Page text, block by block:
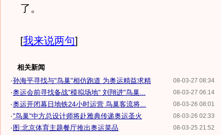
了。
[我来说两句]
相关新闻
08-03-27 08:34
·孙海平寻找与"鸟巢"相仿跑道 为奥运精益求精
08-03-27 06:14
·奥运会前寻找备战"模拟场地" 刘翔进"鸟巢...
08-03-26 08:01
·奥运开闭幕日地铁24小时运营 鸟巢客流将...
08-03-26 02:33
·"鸟巢"中方总设计师将赴雅典传递奥运圣火
08-03-25 21:52
·图:北京体育主题餐厅推出奥运菜品